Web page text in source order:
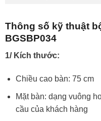
Thông số kỹ thuật
BGSBP034
1/ Kích thước:
Chiều cao bàn: 75 cm
Mặt bàn: dạng vuông
cầu của khách hàng